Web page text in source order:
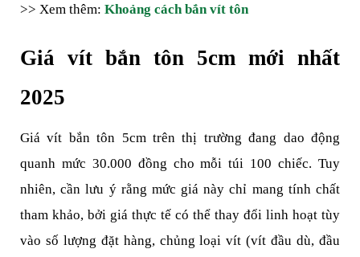
>> Xem thêm: Khoảng cách bắn vít tôn
Giá vít bắn tôn 5cm mới nhất
2025
Giá vít bắn tôn 5cm trên thị trường đang dao động
quanh mức 30.000 đồng cho mỗi túi 100 chiếc. Tuy
nhiên, cần lưu ý rằng mức giá này chỉ mang tính chất
tham khảo, bởi giá thực tế có thể thay đổi linh hoạt tùy
vào số lượng đặt hàng, chủng loại vít (vít đầu dù, đầu